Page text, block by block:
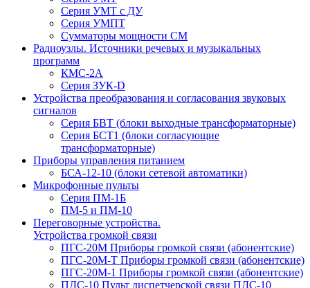
Серия УМТ с ДУ
Серия УМПТ
Сумматоры мощности СМ
Радиоузлы. Источники речевых и музыкальных
программ
КМС-2А
Серия ЗУК-D
Устройства преобразования и согласования звуковых
сигналов
Серия БВТ (блоки выходные трансформаторные)
Серия БСТ1 (блоки согласующие
трансформаторные)
Приборы управления питанием
БСА-12-10 (блоки сетевой автоматики)
Микрофонные пульты
Серия ПМ-1Б
ПМ-5 и ПМ-10
Переговорные устройства.
Устройства громкой связи
ПГС-20М Приборы громкой связи (абонентские)
ПГС-20М-Т Приборы громкой связи (абонентские)
ПГС-20М-1 Приборы громкой связи (абонентские)
ПДС-10 Пульт диспетчерской связи ПДС-10